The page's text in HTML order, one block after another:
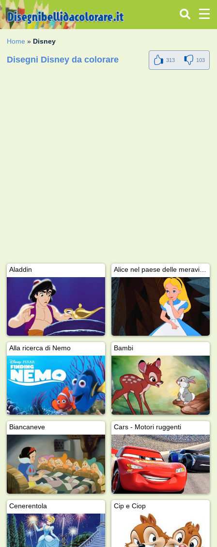
Home » Disney
Disegni Disney da colorare 313 103
Aladdin
Alla ricerca di Nemo Bambi
Biancaneve Cars - Motori ruggenti
Cenerentola Cip e Ciop